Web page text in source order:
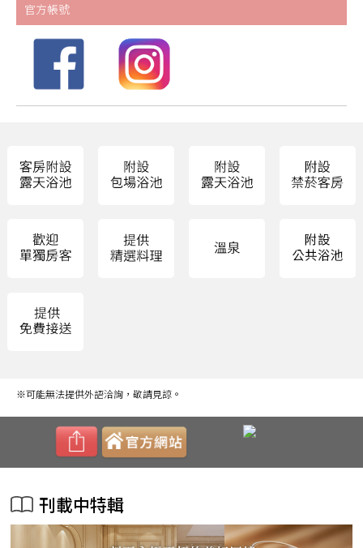
官方帳號
※可能無法提供外語洽詢，敬請見諒。
刊載中特輯